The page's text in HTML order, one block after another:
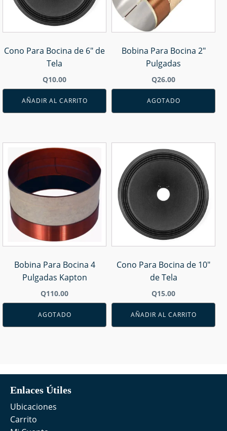
Cono Para Bocina de 6" de
Tela
Q10.00
AÑADIR AL CARRITO
Bobina Para Bocina 2"
Pulgadas
Q26.00
AGOTADO
Bobina Para Bocina 4
Pulgadas Kapton
Q110.00
AGOTADO
Cono Para Bocina de 10"
de Tela
Q15.00
AÑADIR AL CARRITO
Enlaces Útiles
Ubicaciones
Carrito